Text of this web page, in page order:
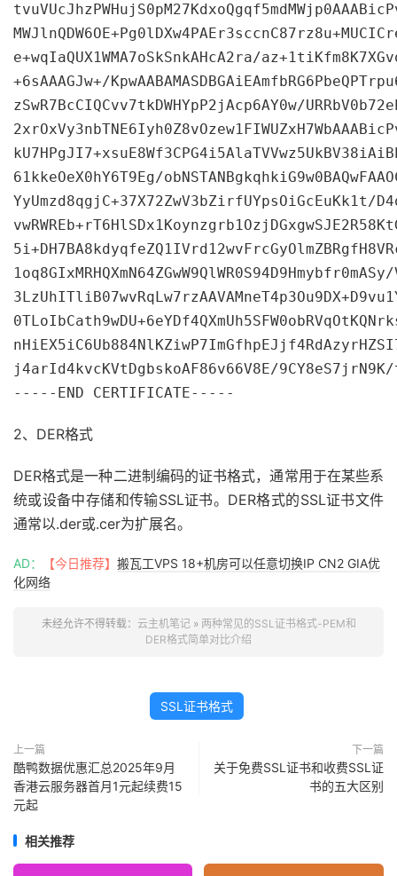
e+wqIaQUX1WMA7oSkSnkAHcA2ra/
+6sAAAGJw+/
zSwR7BcCIQCvv7tkDWHYpP2jAcp6AY0w/
61kkeOeX0hY6T9Eg/
YyUmzd8qgjC+37X72ZwV3bZirfUYpsOiGcEuKk1t/
j4arId4kvcKVtDgbskoAF86v66V8E/
-----END CERTIFICATE-----
2、DER格式
DER格式是一种二进制编码的证书格式，通常用于在某些系
统或设备中存储和传输SSL证书。DER格式的SSL证书文件
通常以.der或.cer为扩展名。
AD： 【今日推荐】 搬瓦工VPS 18+机房可以任意切换IP CN2 GIA优
化网络
未经允许不得转载： 云主机笔记» 两种常见的SSL证书格式-PEM和
DER格式简单对比介绍
SSL证书格式
上一篇
酷鸭数据优惠汇总2025年9月
香港云服务器首月1元起续费15
元起
下一篇
关于免费SSL证书和收费SSL证
书的五大区别
相关推荐